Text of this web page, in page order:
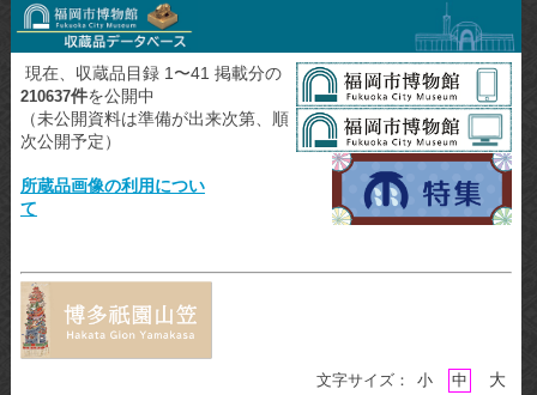
現在、収蔵品目録 1〜41 掲載分の
210637件を公開中
（未公開資料は準備が出来次第、順
次公開予定）
所蔵品画像の利用につい
て
文字サイズ： 小 中 大